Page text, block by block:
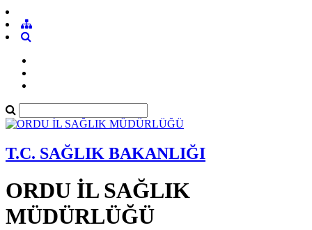
T.C. SAĞLIK BAKANLIĞI
ORDU İL SAĞLIK
MÜDÜRLÜĞÜ